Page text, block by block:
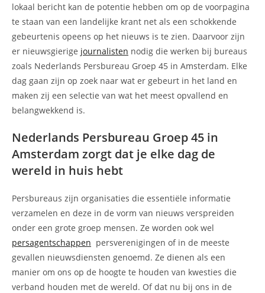
lokaal bericht kan de potentie hebben om op de voorpagina
te staan van een landelijke krant net als een schokkende
gebeurtenis opeens op het nieuws is te zien. Daarvoor zijn
er nieuwsgierige journalisten nodig die werken bij bureaus
zoals Nederlands Persbureau Groep 45 in Amsterdam. Elke
dag gaan zijn op zoek naar wat er gebeurt in het land en
maken zij een selectie van wat het meest opvallend en
belangwekkend is.
Nederlands Persbureau Groep 45 in
Amsterdam zorgt dat je elke dag de
wereld in huis hebt
Persbureaus zijn organisaties die essentiële informatie
verzamelen en deze in de vorm van nieuws verspreiden
onder een grote groep mensen. Ze worden ook wel
persagentschappen persverenigingen of in de meeste
gevallen nieuwsdiensten genoemd. Ze dienen als een
manier om ons op de hoogte te houden van kwesties die
verband houden met de wereld. Of dat nu bij ons in de